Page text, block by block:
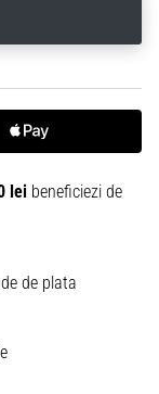
lei beneficiezi de
de plata